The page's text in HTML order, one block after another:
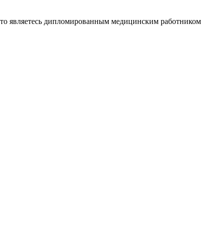
являетесь дипломированным медицинским работником